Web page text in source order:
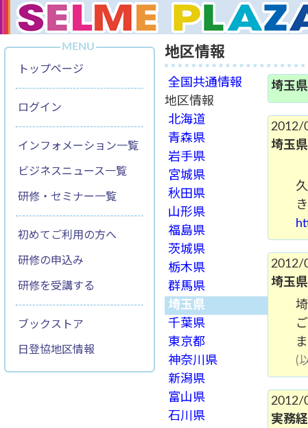
MENU
トップページ
ログイン
インフォメーション一覧
ビジネスニュース一覧
研修・セミナー一覧
初めてご利用の方へ
研修の申込み
研修を受講する
ブックストア
日登協地区情報
地区情報
全国共通情報
地区情報
北海道
青森県
岩手県
宮城県
秋田県
山形県
福島県
茨城県
栃木県
群馬県
埼玉県
千葉県
東京都
神奈川県
新潟県
富山県
石川県
埼玉県
2012/
埼玉
2012/
埼玉
(
2012/
実務